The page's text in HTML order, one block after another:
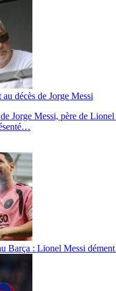
décès de Jorge Messi
Jorge Messi, père de
Barça : Lionel Messi